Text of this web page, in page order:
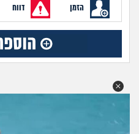
הזמן דווח